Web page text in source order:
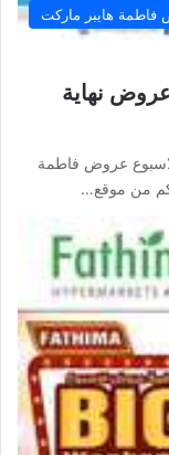
هايبر ماركت
نهاية
عروض فاطمة
من موقع…